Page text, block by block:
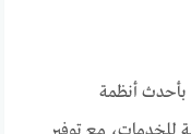
بأحدث أنظمة